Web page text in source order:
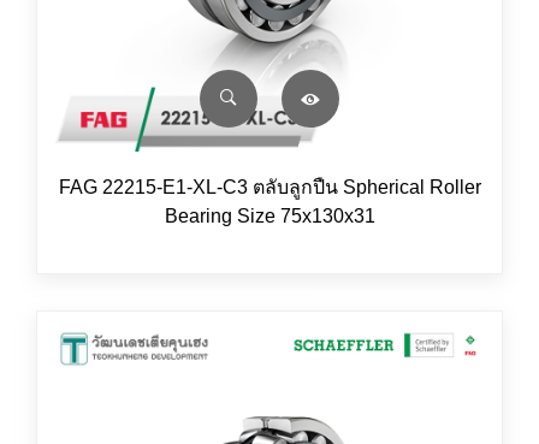
FAG 22215-E1-XL-C3 ตลับลูกปืน Spherical Roller
Bearing Size 75x130x31